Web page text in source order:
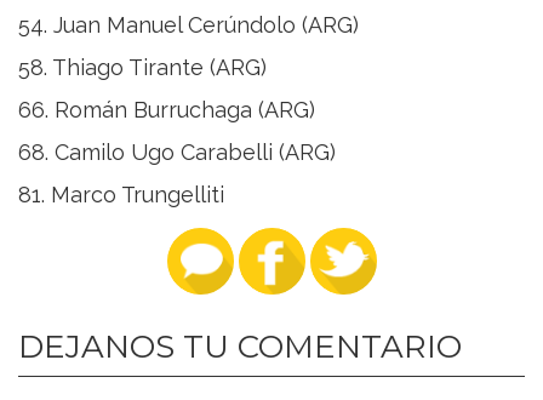
54. Juan Manuel Cerúndolo (ARG)
58. Thiago Tirante (ARG)
66. Román Burruchaga (ARG)
68. Camilo Ugo Carabelli (ARG)
81. Marco Trungelliti
DEJANOS TU COMENTARIO